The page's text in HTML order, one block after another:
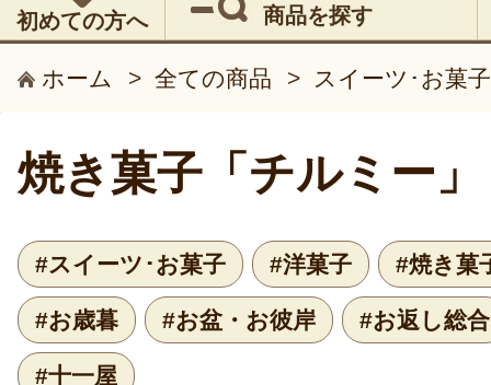
初めての方へ 商品を探す
ホーム > 全ての商品 > スイーツ･お菓子
焼き菓子「チルミー」
#スイーツ･お菓子 #洋菓子 #焼き菓
#お歳暮 #お盆・お彼岸 #お返し総合
#十一屋